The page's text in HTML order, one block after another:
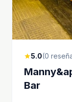
star5.0(0
Bar